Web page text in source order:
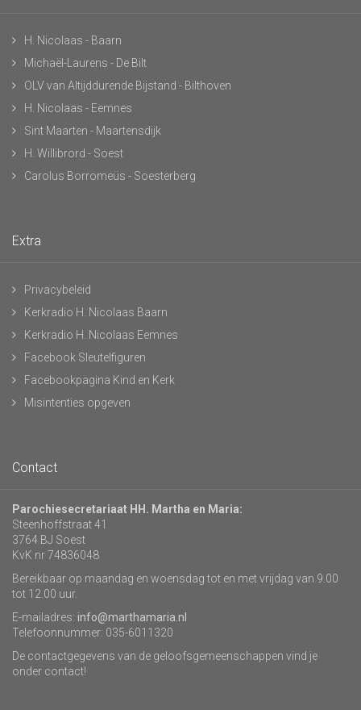
H. Nicolaas - Baarn
Michaël-Laurens - De Bilt
OLV van Altijddurende Bijstand - Bilthoven
H. Nicolaas - Eemnes
Sint Maarten - Maartensdijk
H. Willibrord - Soest
Carolus Borromeüs - Soesterberg
Extra
Privacybeleid
Kerkradio H. Nicolaas Baarn
Kerkradio H. Nicolaas Eemnes
Facebook Sleutelfiguren
Facebookpagina Kind en Kerk
Misintenties opgeven
Contact
Parochiesecretariaat HH. Martha en Maria:
Steenhoffstraat 41
3764 BJ Soest
KvK nr 74836048
Bereikbaar op maandag en woensdag tot en met vrijdag van 9.00
tot 12.00 uur.
E-mailadres: info@marthamaria.nl
Telefoonnummer: 035-6011320
De contactgegevens van de geloofsgemeenschappen vind je
onder contact!